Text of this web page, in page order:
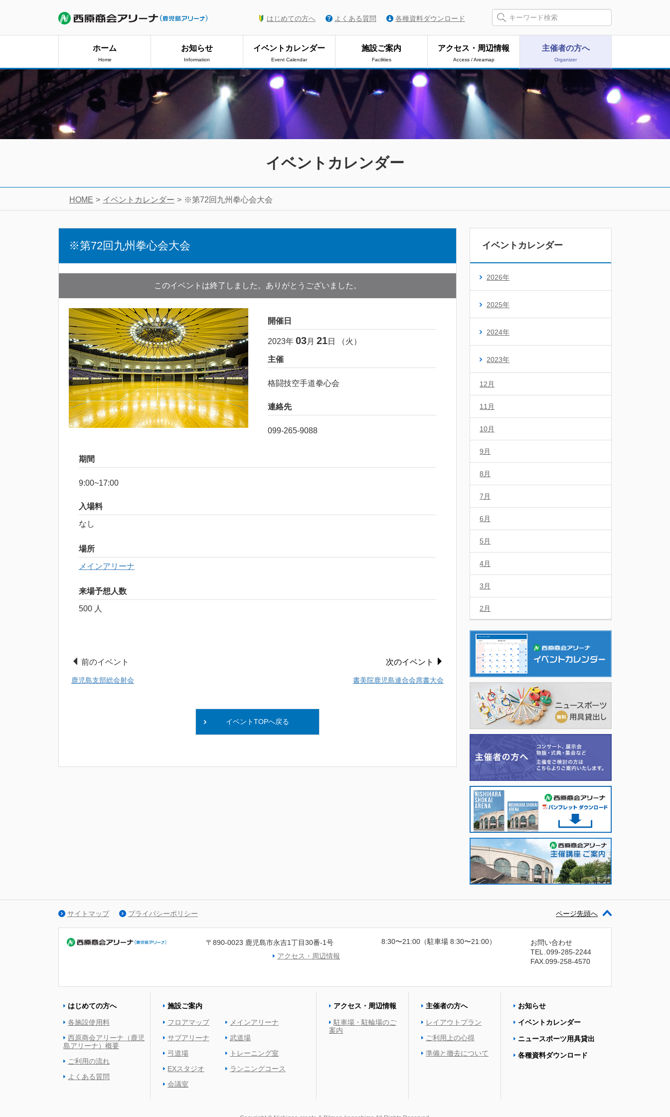
はじめての方へ よくある質問 各種資料ダウンロード
ホーム
Home
お知らせ
Information
イベントカレンダー
Event Calendar
施設ご案内
Facilities
アクセス・周辺情報
Access / Areamap
主催者の方へ
Organizer
イベントカレンダー
HOME イベントカレンダー ※第72回九州拳心会大会
※第72回九州拳心会大会
このイベントは終了しました。ありがとうございました。
開催日
2023年 03月 21日 （火 ）
主催
格闘技空手道拳心会
連絡先
099-265-9088
期間
9:00~17:00
入場料
なし
場所
メインアリーナ
来場予想人数
500 人
前のイベント
鹿児島支部総会射会
次のイベント
書美院鹿児島連合会席書大会
イベントTOPへ戻る
イベントカレンダー
2026年
2025年
2024年
2023年
12月
11月
10月
9月
8月
7月
6月
5月
4月
3月
2月
サイトマップ プライバシーポリシー ページ先頭へ
〒890-0023 鹿児島市永吉1丁目30番-1号
アクセス・周辺情報
8:30〜21:00（駐車場 8:30〜21:00）
お問い合わせ
TEL
099-285-2244
FAX.099-258-4570
はじめての方へ
各施設使用料
西原商会アリーナ（鹿児
島アリーナ）概要
ご利用の流れ
よくある質問
施設ご案内
フロアマップ
サブアリーナ
弓道場
EXスタジオ
会議室
メインアリーナ
武道場
トレーニング室
ランニングコース
アクセス・周辺情報
駐車場・駐輪場のご
案内
主催者の方へ
レイアウトプラン
ご利用上の心得
準備と撤去について
お知らせ
イベントカレンダー
ニュースポーツ用具貸出
各種資料ダウンロード